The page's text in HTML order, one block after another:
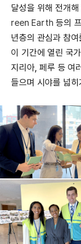
달성을 위해 전개해
reen Earth 등의
년층의 관심과 참
이 기간에 열린 국
지리아, 페루 등 여
들으며 시야를 넓히